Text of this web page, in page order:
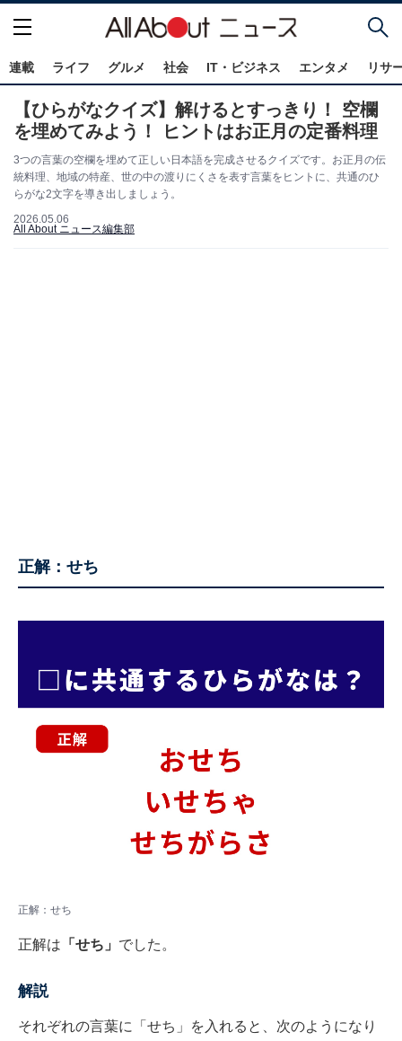
連載 ライフ グルメ 社会 IT・ビジネス エンタメ リサ
【ひらがなクイズ】解けるとすっきり！ 空欄
を埋めてみよう！ ヒントはお正月の定番料理
3つの言葉の空欄を埋めて正しい日本語を完成させるクイズです。お正月の伝
統料理、地域の特産、世の中の渡りにくさを表す言葉をヒントに、共通のひ
らがな2文字を導き出しましょう。
2026.05.06
All About ニュース編集部
正解：せち
正解：せち
正解は 「せち」 でした。
解説
それぞれの言葉に「せち」を入れると、次のようになり